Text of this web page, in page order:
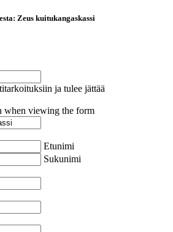
Zeus kuitukangaskassi
ja tulee jättää
when viewing the form
Etunimi
Sukunimi